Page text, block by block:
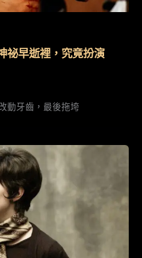
祕早逝裡，究竟扮演
動牙齒，最後拖垮